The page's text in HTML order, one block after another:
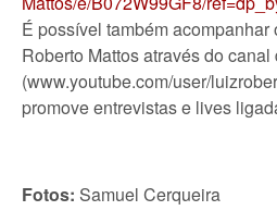
É possível também
Roberto Mattos através do canal
(www.youtube.com/user/
promove entrevistas e lives
Fotos: Samuel Cerqueira